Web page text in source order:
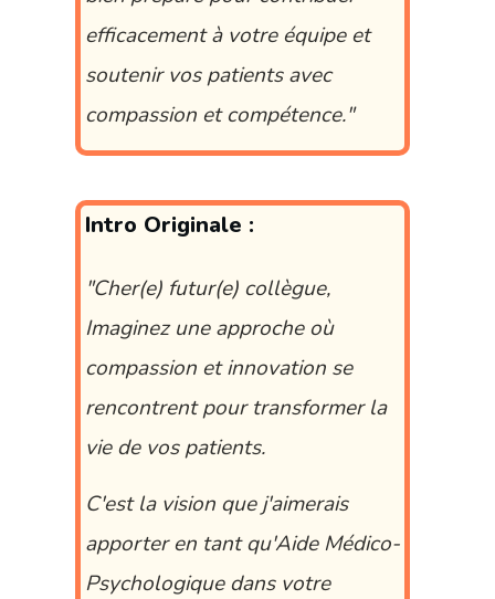
efficacement à votre équipe et
soutenir vos patients avec
compassion et compétence."
Intro Originale :
"Cher(e) futur(e) collègue,
Imaginez une approche où
compassion et innovation se
rencontrent pour transformer la
vie de vos patients.
C'est la vision que j'aimerais
apporter en tant qu'Aide Médico-
Psychologique dans votre